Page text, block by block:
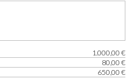
1.000,00 €
80,00 €
650,00 €